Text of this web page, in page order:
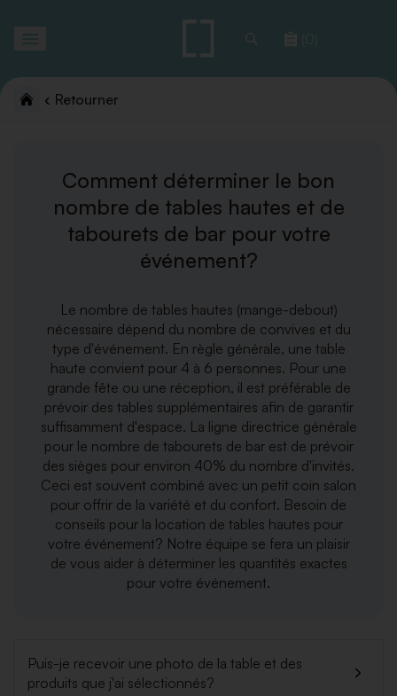
(0)
Retourner
Comment déterminer le bon
nombre de tables hautes et de
tabourets de bar pour votre
événement?
Le nombre de tables hautes (mange-debout)
nécessaire dépend du nombre de convives et du
type d'événement. En règle générale, une table
haute convient pour 4 à 6 personnes. Pour une
grande fête ou une réception, il est préférable de
prévoir des tables supplémentaires afin de garantir
suffisamment d'espace. La ligne directrice générale
pour le nombre de tabourets de bar est de prévoir
des sièges pour environ 40% du nombre d'invités.
Ceci est souvent combiné avec un petit coin salon
pour offrir de la variété et du confort. Besoin de
conseils pour la location de tables hautes pour
votre événement? Notre équipe se fera un plaisir
de vous aider à déterminer les quantités exactes
pour votre événement.
Puis-je recevoir une photo de la table et des
produits que j'ai sélectionnés?